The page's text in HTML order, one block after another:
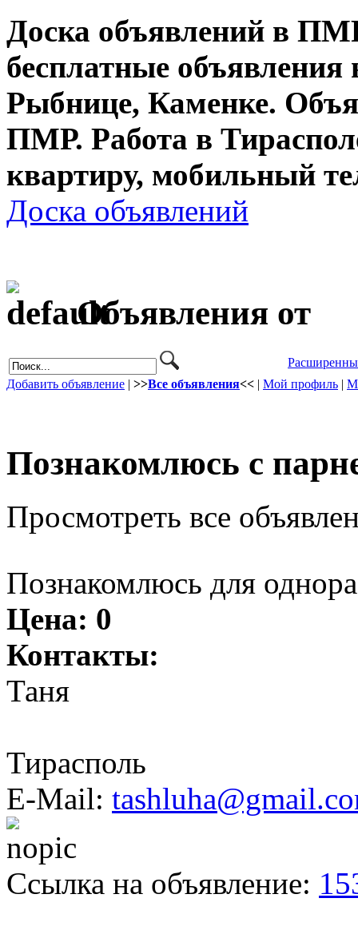
Доска объявлений в
бесплатные объявления
Рыбнице, Каменке.
ПМР. Работа в
квартиру, мобильный
Доска объявлений
Объявления от
Добавить объявление | >>Все объявления<< | Мой профиль |
Познакомлюсь с
Просмотреть все
Познакомлюсь для
Цена: 0
Контакты:
Таня
Тирасполь
E-Mail:
Ссылка на объявление: